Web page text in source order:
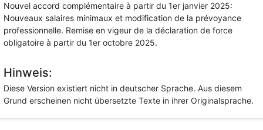
Nouvel accord complémentaire à partir du 1er janvier 2025:
Nouveaux salaires minimaux et modification de la prévoyance
professionnelle. Remise en vigeur de la déclaration de force
obligatoire à partir du 1er octobre 2025.
Hinweis:
Diese Version existiert nicht in deutscher Sprache. Aus diesem
Grund erscheinen nicht übersetzte Texte in ihrer Originalsprache.